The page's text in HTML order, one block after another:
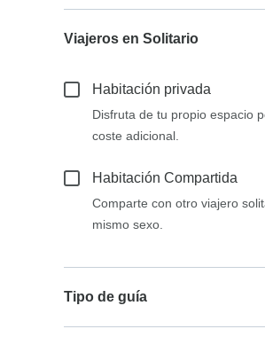
Viajeros en Solitario
Habitación privada
Disfruta de tu propio espacio
coste adicional.
Habitación Compartida
Comparte con otro viajero
mismo sexo.
Tipo de guía